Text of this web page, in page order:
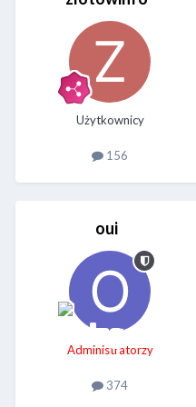
Użytkownicy
156
oui
Administratorzy
374